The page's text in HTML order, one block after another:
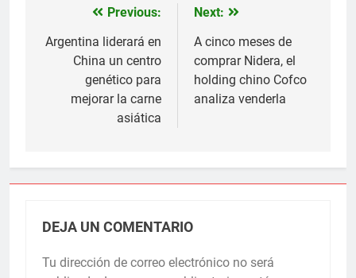
Navegación
de
entradas
Previous:
Argentina liderará en
China un centro
genético para
mejorar la carne
asiática
Next:
A cinco meses de
comprar Nidera, el
holding chino Cofco
analiza venderla
DEJA UN COMENTARIO
Tu dirección de correo electrónico no será